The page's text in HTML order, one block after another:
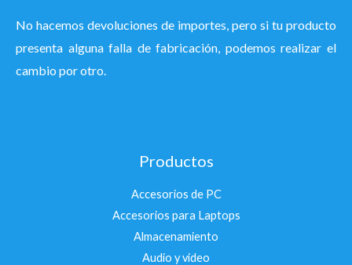
No hacemos devoluciones de importes, pero si tu producto
presenta alguna falla de fabricación, podemos realizar el
cambio por otro.
Productos
Accesorios de PC
Accesorios para Laptops
Almacenamiento
Audio y video